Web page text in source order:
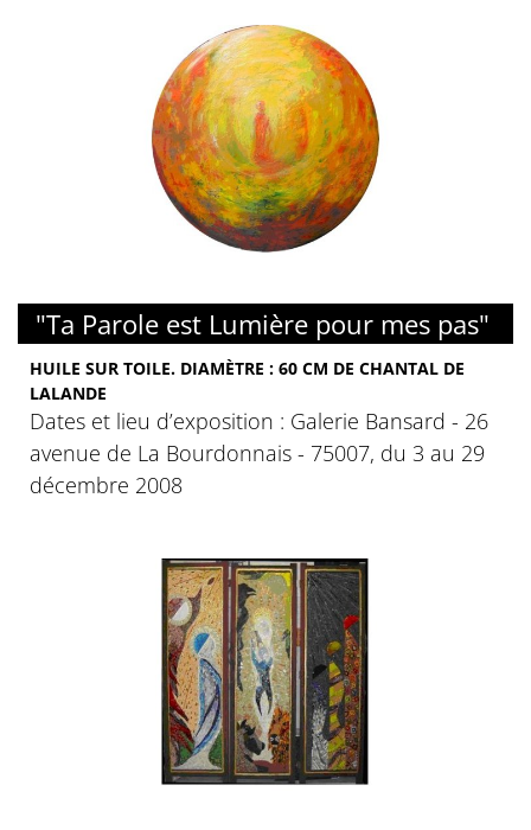
"Ta Parole est Lumière pour mes pas"
HUILE SUR TOILE. DIAMÈTRE : 60 CM DE CHANTAL DE
LALANDE
Dates et lieu d’exposition : Galerie Bansard - 26
avenue de La Bourdonnais - 75007, du 3 au 29
décembre 2008